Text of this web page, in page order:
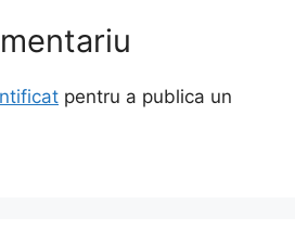
pentru a publica un